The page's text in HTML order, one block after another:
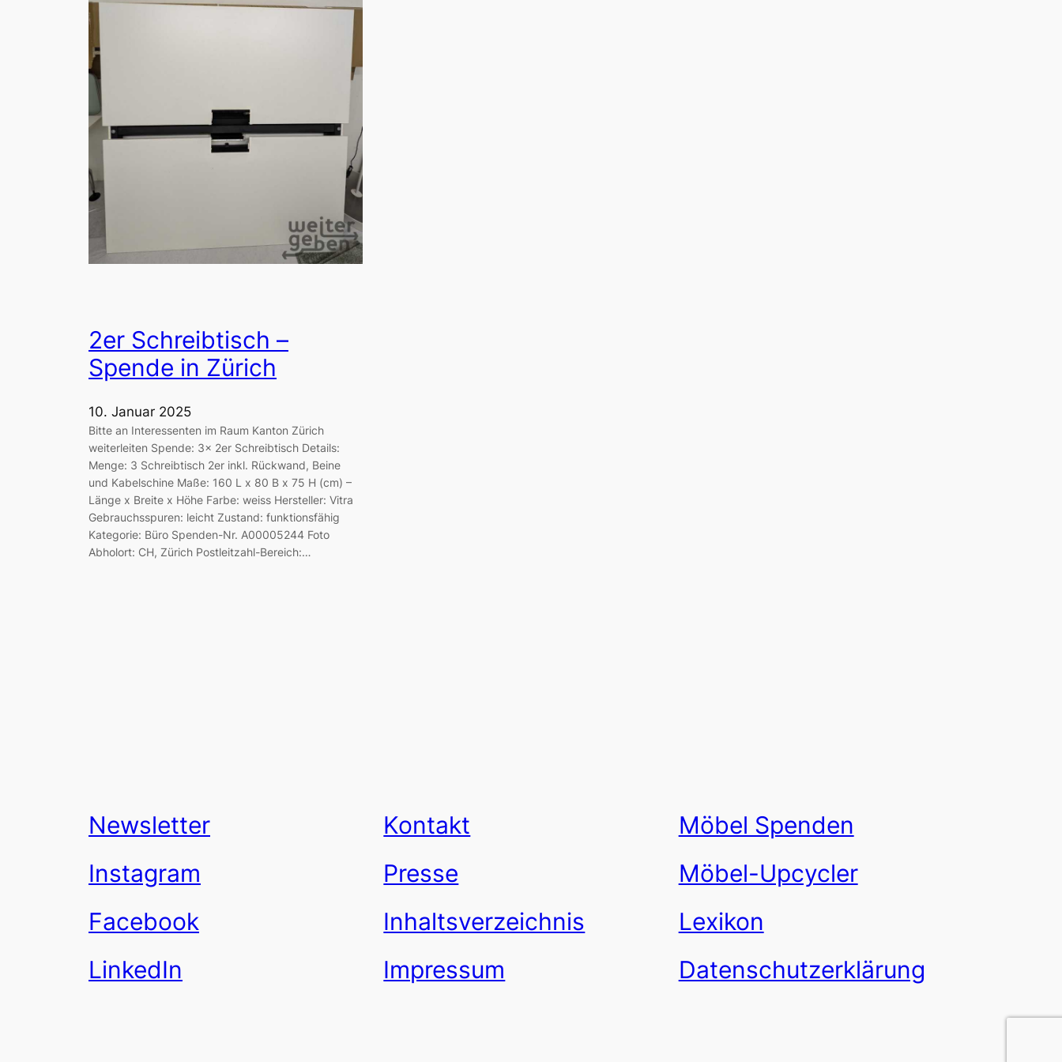
2er Schreibtisch –
Spende in Zürich
10. Januar 2025
Bitte an Interessenten im Raum Kanton Zürich
weiterleiten Spende: 3x 2er Schreibtisch Details:
Menge: 3 Schreibtisch 2er inkl. Rückwand, Beine
und Kabelschine Maße: 160 L x 80 B x 75 H (cm) –
Länge x Breite x Höhe Farbe: weiss Hersteller: Vitra
Gebrauchsspuren: leicht Zustand: funktionsfähig
Kategorie: Büro Spenden-Nr. A00005244 Foto
Abholort: CH, Zürich Postleitzahl-Bereich:…
Newsletter
Instagram
Facebook
LinkedIn
Kontakt
Presse
Inhaltsverzeichnis
Impressum
Möbel Spenden
Möbel-Upcycler
Lexikon
Datenschutzerklärung